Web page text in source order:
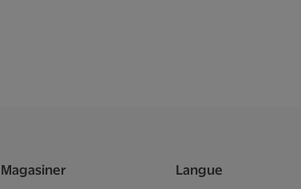
Magasiner Langue